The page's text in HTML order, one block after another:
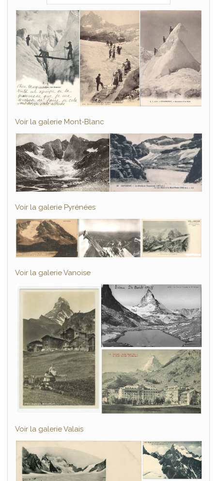
Voir la galerie Mont-Blanc
Voir la galerie Pyrénées
Voir la galerie Vanoise
Voir la galerie Valais